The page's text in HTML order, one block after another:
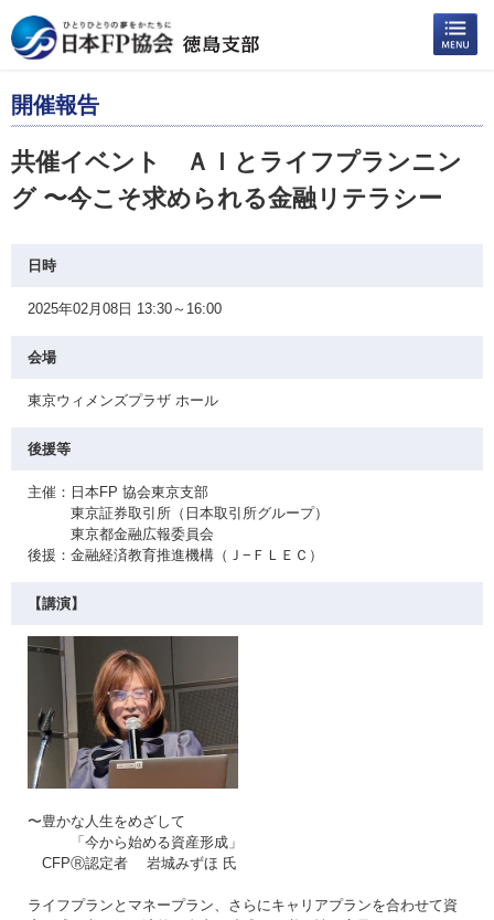
開催報告
共催イベント ＡＩとライフプランニン
グ 〜今こそ求められる金融リテラシー
日時
2025年02月08日 13:30～16:00
会場
東京ウィメンズプラザ ホール
後援等
主催：日本FP 協会東京支部
東京証券取引所（日本取引所グループ）
東京都金融広報委員会
後援：金融経済教育推進機構（Ｊ−ＦＬＥＣ）
【講演】
〜豊かな人生をめざして
「今から始める資産形成」
CFPⓇ認定者 岩城みずほ 氏
ライフプランとマネープラン、さらにキャリアプランを合わせて資